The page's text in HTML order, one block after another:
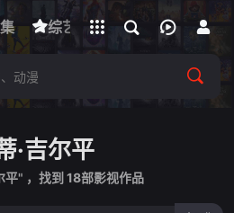
综艺 动漫 短剧
户端
立即登录
·吉尔平
平" ，找到 18部影视作品